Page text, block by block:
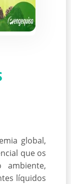
global,
que os
ambiente,
líquidos